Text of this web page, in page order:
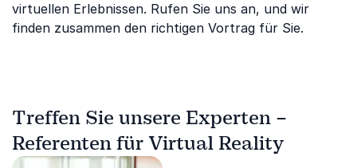
virtuellen Erlebnissen. Rufen Sie uns an, und wir
finden zusammen den richtigen Vortrag für Sie.
Treffen Sie unsere Experten –
Referenten für Virtual Reality